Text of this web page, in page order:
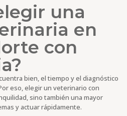
una
en
con
bien, el tiempo y el diagnóstico
eso, elegir un veterinario con
sino también una mayor
y actuar rápidamente.